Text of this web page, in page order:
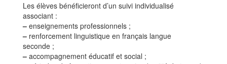
Les élèves bénéficieront d’un suivi individualisé
associant :
– enseignements professionnels ;
– renforcement linguistique en français langue
seconde ;
– accompagnement éducatif et social ;